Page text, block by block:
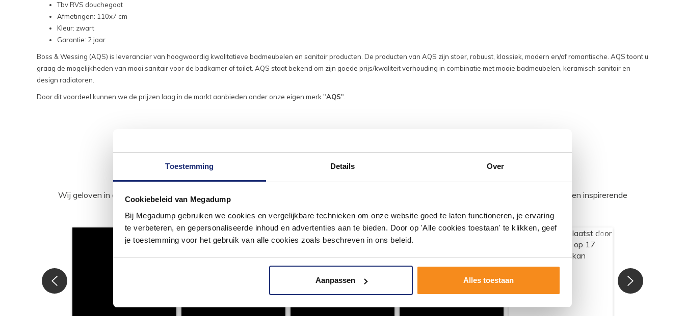
Toestemming Details Over
Cookiebeleid van Megadump
Bij Megadump gebruiken we cookies en vergelijkbare technieken om onze website goed te laten functioneren, je ervaring
te verbeteren, en gepersonaliseerde inhoud en advertenties aan te bieden. Door op 'Alle cookies toestaan' te klikken, geef
je toestemming voor het gebruik van alle cookies zoals beschreven in ons beleid.
Aanpassen Alles toestaan
Tbv RVS douchegoot
Afmetingen: 110x7 cm
Kleur: zwart
Garantie: 2 jaar
Boss & Wessing (AQS) is leverancier van hoogwaardig kwalitatieve badmeubelen en sanitair producten. De producten van AQS zijn stoer, robuust, klassiek, modern en/of romantische. AQS toont u
graag de mogelijkheden van mooi sanitair voor de badkamer of toilet. AQS staat bekend om zijn goede prijs/kwaliteit verhouding in combinatie met mooie badmeubelen, keramisch sanitair en
design radiatoren.
Door dit voordeel kunnen we de prijzen laag in de markt aanbieden onder onze eigen merk "AQS".
#mijndroombadkamer
Wij geloven in de kracht van delen. Deel jouw badkamer op Instagram met #mijndroombadkamer en tag @megadumpnl. Samen bouwen we een inspirerende